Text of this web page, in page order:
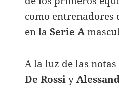
como entrenadores
en laSerie A
A la luz de las
De Rossiy